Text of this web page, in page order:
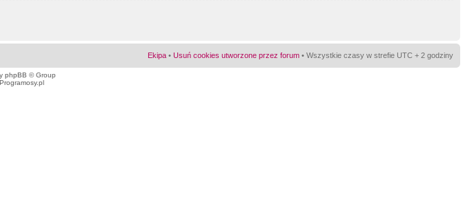
Ekipa • Usuń cookies utworzone przez forum • Wszystkie czasy w strefie UTC + 2 godziny
phpBB © Group